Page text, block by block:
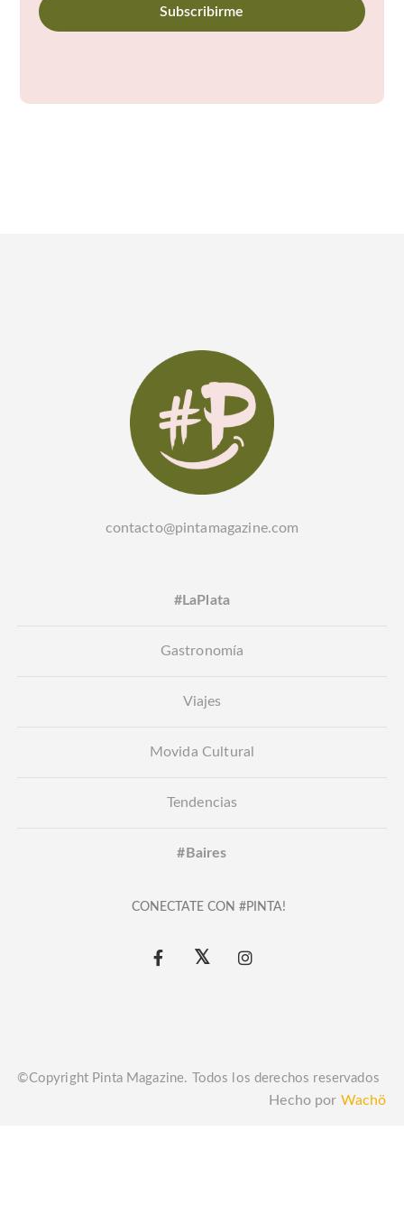
contacto@pintamagazine.com
#LaPlata
Gastronomía
Viajes
Movida Cultural
Tendencias
#Baires
CONECTATE CON #PINTA!
©Copyright Pinta Magazine. Todos los derechos reservados
Hecho por Wachö